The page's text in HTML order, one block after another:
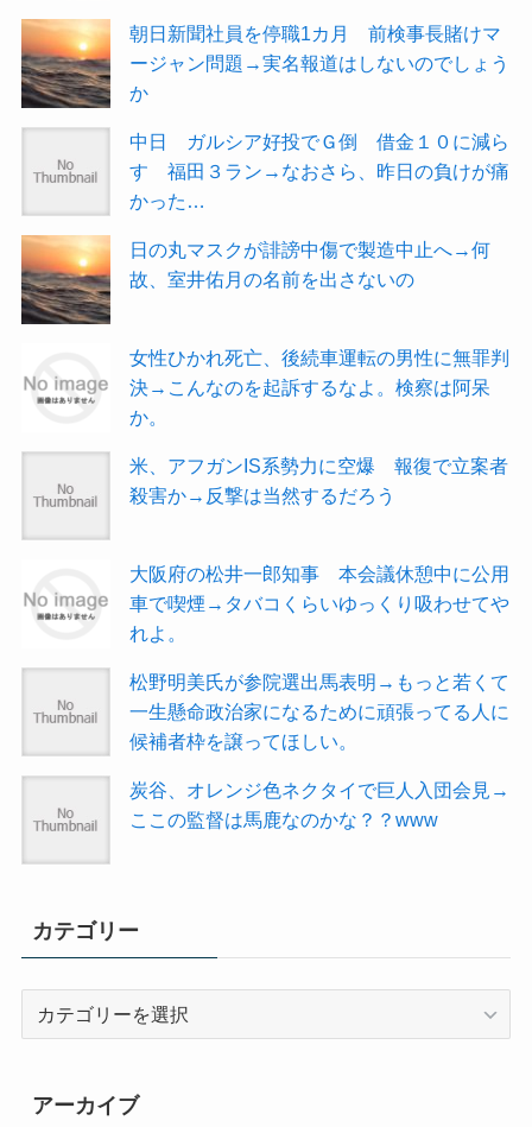
朝日新聞社員を停職1カ月 前検事長賭けマ
ージャン問題→実名報道はしないのでしょう
か
中日 ガルシア好投でＧ倒 借金１０に減ら
す 福田３ラン→なおさら、昨日の負けが痛
かった…
日の丸マスクが誹謗中傷で製造中止へ→何
故、室井佑月の名前を出さないの
女性ひかれ死亡、後続車運転の男性に無罪判
決→こんなのを起訴するなよ。検察は阿呆
か。
米、アフガンIS系勢力に空爆 報復で立案者
殺害か→反撃は当然するだろう
大阪府の松井一郎知事 本会議休憩中に公用
車で喫煙→タバコくらいゆっくり吸わせてや
れよ。
松野明美氏が参院選出馬表明→もっと若くて
一生懸命政治家になるために頑張ってる人に
候補者枠を譲ってほしい。
炭谷、オレンジ色ネクタイで巨人入団会見→
ここの監督は馬鹿なのかな？？www
カテゴリー
ー
アーカイブ